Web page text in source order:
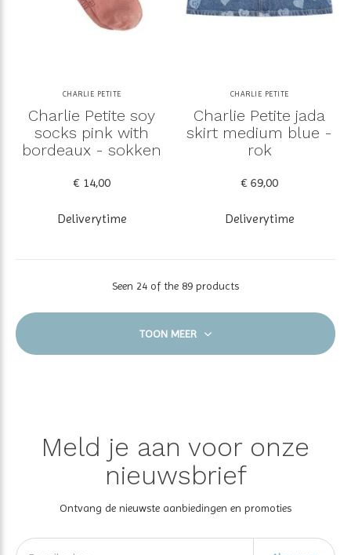
CHARLIE PETITE
Charlie Petite soy
socks pink with
bordeaux - sokken
€ 14,00
Deliverytime
CHARLIE PETITE
Charlie Petite jada
skirt medium blue -
rok
€ 69,00
Deliverytime
Seen 24 of the 89 products
TOON MEER
Meld je aan voor onze
nieuwsbrief
Ontvang de nieuwste aanbiedingen en promoties